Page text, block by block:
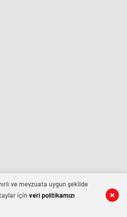
ve mevzuata uygun şekilde
içinveri politikamızı